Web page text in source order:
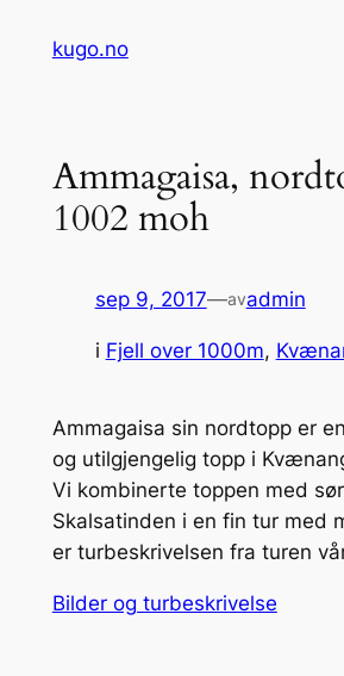
kugo.no
Ammagaisa,
1002 moh
sep 9, 2017—avadmin
i Fjell over 1000m,
Ammagaisa sin nordtopp er
og utilgjengelig topp i
Vi kombinerte toppen med
Skalsatinden i en fin tur med
er turbeskrivelsen fra turen
Bilder og turbeskrivelse